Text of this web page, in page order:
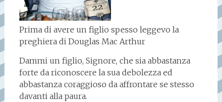
Prima di avere un figlio spesso leggevo la
preghiera di Douglas Mac Arthur
Dammi un figlio, Signore, che sia abbastanza
forte da riconoscere la sua debolezza ed
abbastanza coraggioso da affrontare se stesso
davanti alla paura.